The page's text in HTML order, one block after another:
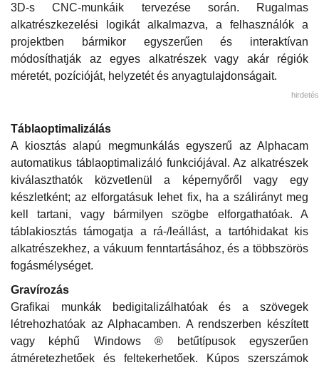
3D-s CNC-munkáik tervezése során. Rugalmas
alkatrészkezelési logikát alkalmazva, a felhasználók a
projektben bármikor egyszerűen és interaktívan
módosíthatják az egyes alkatrészek vagy akár régiók
méretét, pozícióját, helyzetét és anyagtulajdonságait.
hirdetés
Táblaoptimalizálás
A kiosztás alapú megmunkálás egyszerű az Alphacam
automatikus táblaoptimalizáló funkciójával. Az alkatrészek
kiválaszthatók közvetlenül a képernyőről vagy egy
készletként; az elforgatásuk lehet fix, ha a szálirányt meg
kell tartani, vagy bármilyen szögbe elforgathatóak. A
táblakiosztás támogatja a rá-/leállást, a tartóhidakat kis
alkatrészekhez, a vákuum fenntartásához, és a többszörös
fogásmélységet.
Gravírozás
Grafikai munkák bedigitalizálhatóak és a szövegek
létrehozhatóak az Alphacamben. A rendszerben készített
vagy képhű Windows ® betűtípusok egyszerűen
átméretezhetőek és feltekerhetőek. Kúpos szerszámok